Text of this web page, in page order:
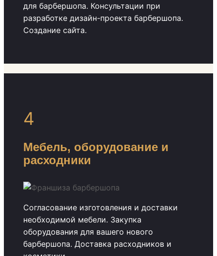
для барбершопа. Консультации при
разработке дизайн-проекта барбершопа.
Создание сайта.
4
Мебель, оборудование и
расходники
Согласование изготовления и доставки
необходимой мебели. Закупка
оборудования для вашего нового
барбершопа. Доставка расходников и